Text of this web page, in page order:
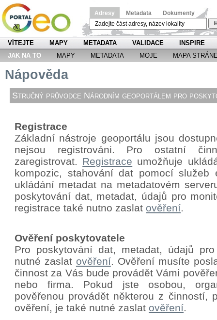
Adresy Metadata Dokumenty
VÍTEJTE MAPY METADATA VALIDACE
INSPIRE
JAK NA TO
MAPY METADATA MOJE MAPA
Nápověda
Stručný průvodce Národním geoportálem pro
Registrace
Základní nástroje geoportálu jsou
nejsou registrováni. Pro ostatní
zaregistrovat. Registrace umožňuje
kompozic, stahování dat pomocíslužeb
ukládání metadat na metadatovém
poskytování dat, metadat, údajů pro
registrace také nutno zaslat ověření.
Ověření poskytovatele
Pro poskytování dat, metadat, údajů
nutné zaslat ověření. Ověření musíte
činnost za Vás bude provádět Vámi
nebo firma. Pokud jste osobou,
pověřenou provádět některou z činností,
ověření, je také nutné zaslat ověření.